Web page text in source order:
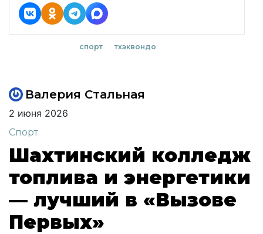
спорт тхэквондо
Валерия Стальная
2 июня 2026
Спорт
Шахтинский колледж
топлива и энергетики
— лучший в «Вызове
Первых»